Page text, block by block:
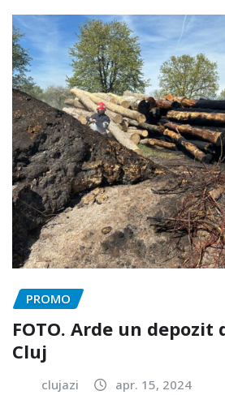
PROMO
FOTO. Arde un depozit
Cluj
clujazi apr. 15, 2024